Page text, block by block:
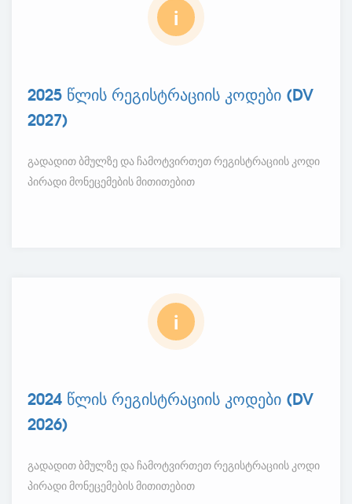
i
2025 წლის რეგისტრაციის კოდები (DV
2027)
გადადით ბმულზე და ჩამოტვირთეთ რეგისტრაციის კოდი
პირადი მონეცემების მითითებით
i
2024 წლის რეგისტრაციის კოდები (DV
2026)
გადადით ბმულზე და ჩამოტვირთეთ რეგისტრაციის კოდი
პირადი მონეცემების მითითებით